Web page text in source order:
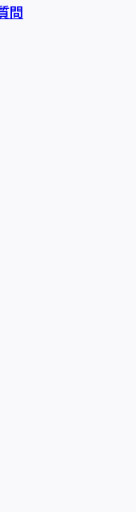
問
）」が、
ィ2026年12月
項目
れだけ拡大し
れ行きはどれ
技術、着眼
あるいは従来
ルや社会の常
蓄サポート機
貯まるを実
す。
ナスを還元す